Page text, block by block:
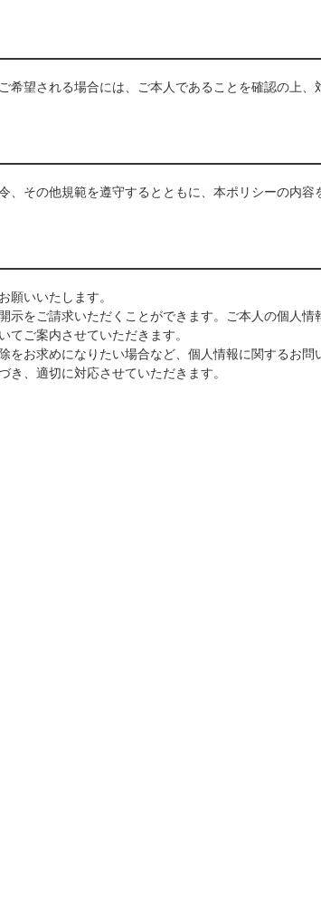
望される場合には、ご本人であることを確認の上、
その他規範を遵守するとともに、本ポリシーの内容
願いいたします。
をご請求いただくことができます。ご本人の個人情
てご案内させていただきます。
をお求めになりたい場合など、個人情報に関するお
、適切に対応させていただきます。